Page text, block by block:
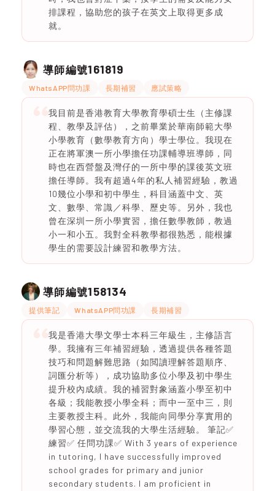
排課程，協助您的孩子在英文上取得更多成
就。
導師編號161819
WhatsAPP問功課 長期補習 應試策略
我目前是香港教育大學教育學碩士生（主修課
程、教學及評估），之前畢業於華南師範大學
小學教育（數學教育方向）學士學位。我現在
正在將軍澳一所小學擔任功課輔導班導師，同
時也在西營盤及灣仔的一所中學的課後英文班
擔任導師。我有超過4年的私人補習經驗，教過
10幾位小學和初中學生，科目涵蓋中文、英
文、數學、常識／科學、歷史等。另外，我也
曾在深圳一所小學實習，擔任數學教師，教過
小一和小五。我對全科教學都很熟悉，能根據
學生的需要設計練習和教學方法。
導師編號158134
提供筆記 WhatsAPP問功課 長期補習
我是香港大學文學士本科三年級生，主修語言
學。我擁有三年補習經驗，透過提供各種答題
技巧和問題解難思路（如閲讀理解答題順序、
詞匯分析等），成功協助多位小學及初中學生
提升校內成績。我的補習對象涵蓋小學至初中
各級；我能教授小學全科；而中一至中三，則
主要教授主科。此外，我能向同學分享實用的
學習心態，並交流我的大學生活經驗。 筆記✅
練習✅ 任問功課✅ With 3 years of experience
in tutoring, I have successfully improved
school grades for primary and junior
secondary students. I am proficient in